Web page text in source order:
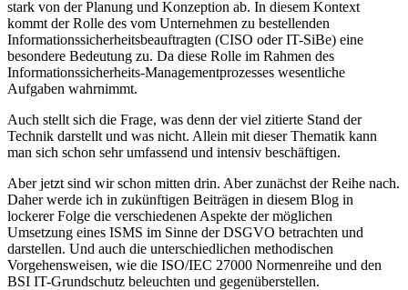
stark von der Planung und Konzeption ab. In diesem Kontext
kommt der Rolle des vom Unternehmen zu bestellenden
Informationssicherheitsbeauftragten (CISO oder IT-SiBe) eine
besondere Bedeutung zu. Da diese Rolle im Rahmen des
Informationssicherheits-Managementprozesses wesentliche
Aufgaben wahrnimmt.
Auch stellt sich die Frage, was denn der viel zitierte Stand der
Technik darstellt und was nicht. Allein mit dieser Thematik kann
man sich schon sehr umfassend und intensiv beschäftigen.
Aber jetzt sind wir schon mitten drin. Aber zunächst der Reihe nach.
Daher werde ich in zukünftigen Beiträgen in diesem Blog in
lockerer Folge die verschiedenen Aspekte der möglichen
Umsetzung eines ISMS im Sinne der DSGVO betrachten und
darstellen. Und auch die unterschiedlichen methodischen
Vorgehensweisen, wie die ISO/IEC 27000 Normenreihe und den
BSI IT-Grundschutz beleuchten und gegenüberstellen.